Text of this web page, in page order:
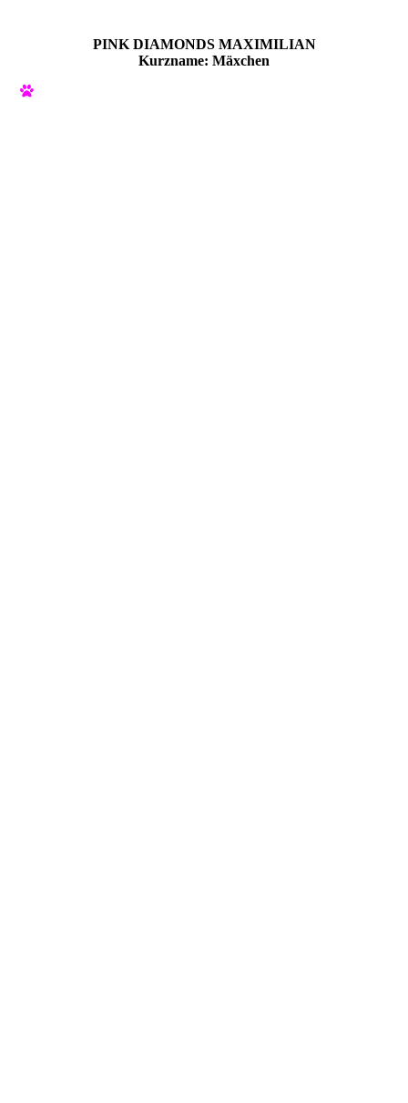
PINK DIAMONDS MAXIMILIAN
Kurzname: Mäxchen